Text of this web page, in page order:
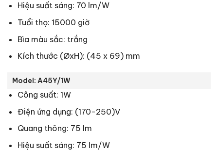
Hiệu suất sáng: 70 lm/W
Tuổi thọ: 15000 giờ
Bìa màu sắc: trắng
Kích thước (ØxH): (45 x 69) mm
Model: A45Y/1W
Công suất: 1W
Điện ứng dụng: (170-250)V
Quang thông: 75 lm
Hiệu suất sáng: 75 lm/W